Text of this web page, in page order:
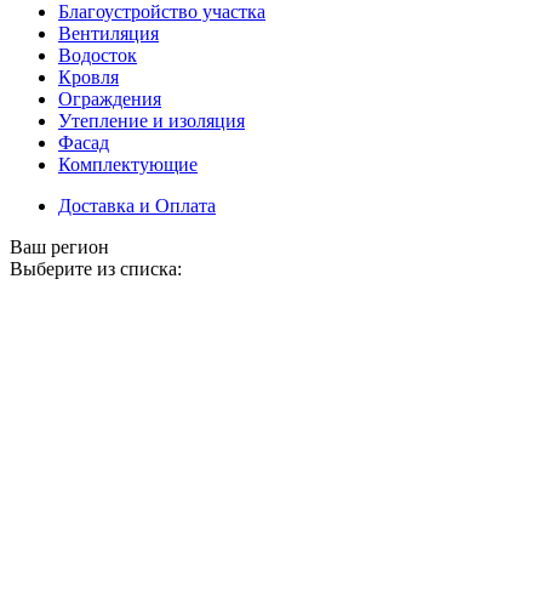
Благоустройство участка
Вентиляция
Водосток
Кровля
Ограждения
Утепление и изоляция
Фасад
Комплектующие
Доставка и Оплата
Ваш регион
Выберите из списка: